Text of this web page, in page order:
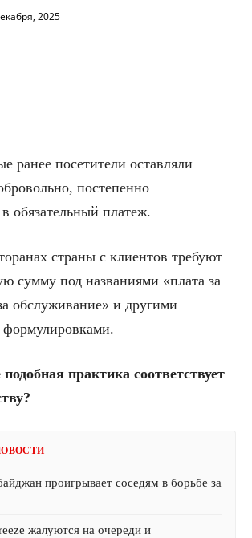
2025
ранее посетители оставляли
постепенно
обязательный платеж.
страны с клиентов требуют
сумму под названиями «плата за
обслуживание» и другими
практика соответствует
проигрывает соседям в борьбе за
жалуются на очереди и